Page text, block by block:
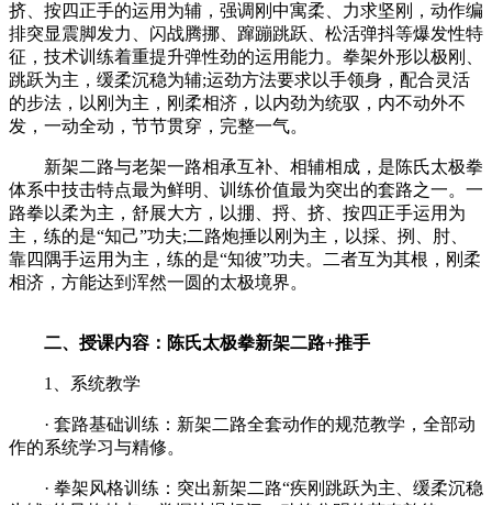
挤、按四正手的运用为辅，强调刚中寓柔、力求坚刚，动作编
排突显震脚发力、闪战腾挪、蹿蹦跳跃、松活弹抖等爆发性特
征，技术训练着重提升弹性劲的运用能力。拳架外形以极刚、
跳跃为主，缓柔沉稳为辅;运劲方法要求以手领身，配合灵活
的步法，以刚为主，刚柔相济，以内劲为统驭，内不动外不
发，一动全动，节节贯穿，完整一气。
新架二路与老架一路相承互补、相辅相成，是陈氏太极拳
体系中技击特点最为鲜明、训练价值最为突出的套路之一。一
路拳以柔为主，舒展大方，以掤、捋、挤、按四正手运用为
主，练的是“知己”功夫;二路炮捶以刚为主，以採、挒、肘、
靠四隅手运用为主，练的是“知彼”功夫。二者互为其根，刚柔
相济，方能达到浑然一圆的太极境界。
二、授课内容：陈氏太极拳新架二路+推手
1、系统教学
· 套路基础训练：新架二路全套动作的规范教学，全部动
作的系统学习与精修。
· 拳架风格训练：突出新架二路“疾刚跳跃为主、缓柔沉稳